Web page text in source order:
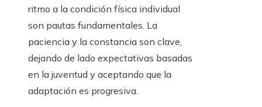
ritmo a la condición física individual
son pautas fundamentales. La
paciencia y la constancia son clave,
dejando de lado expectativas basadas
en la juventud y aceptando que la
adaptación es progresiva.